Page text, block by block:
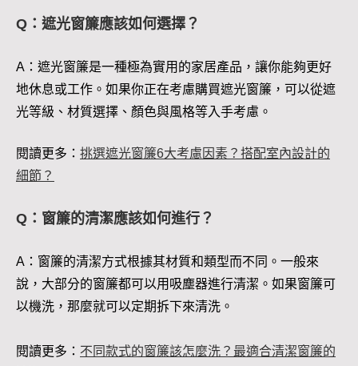
Q：遮光窗簾應該如何選擇？
A：遮光窗簾是一種極為實用的家居產品，讓你能夠更好
地休息或工作。如果你正在考慮購買遮光窗簾，可以從遮
光等級、材質選擇、顏色與風格等入手考慮。
閱讀更多： 挑選遮光窗簾6大考慮因素？搭配室內設計的
細節？
Q：窗簾的清潔應該如何進行？
A：窗簾的清潔方式根據其材質和類型而不同。一般來
說，大部分的窗簾都可以用吸塵器進行清潔。如果窗簾可
以機洗，那麼就可以定期拆下來清洗。
閱讀更多： 不同款式的窗簾該怎麼洗？最適合清潔窗簾的